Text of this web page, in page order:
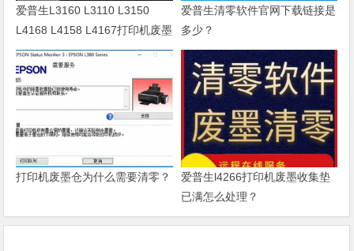
爱普生L3160 L3110 L3150
L4168 L4158 L4167打印机废墨
清零软件
爱普生清零软件官网下载链接是
多少？
打印机废墨仓为什么需要清零？
爱普生l4266打印机废墨收集垫
已满怎么处理？